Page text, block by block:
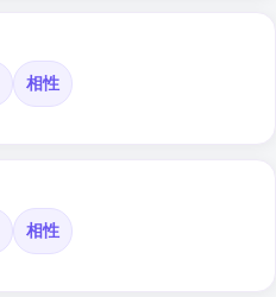
相性
相性